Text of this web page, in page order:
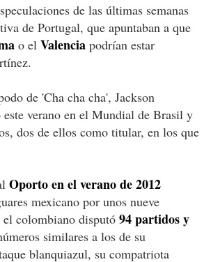
de las últimas semanas
de Portugal, que apuntaban a que
o el Valencia podrían estar
de 'Cha cha cha', Jackson
verano en el Mundial de Brasil y
dos de ellos como titular, en los que
Oporto en el verano de 2012
mexicano por unos nueve
colombiano disputó 94 partidos y
similares a los de su
blanquiazul, su compatriota